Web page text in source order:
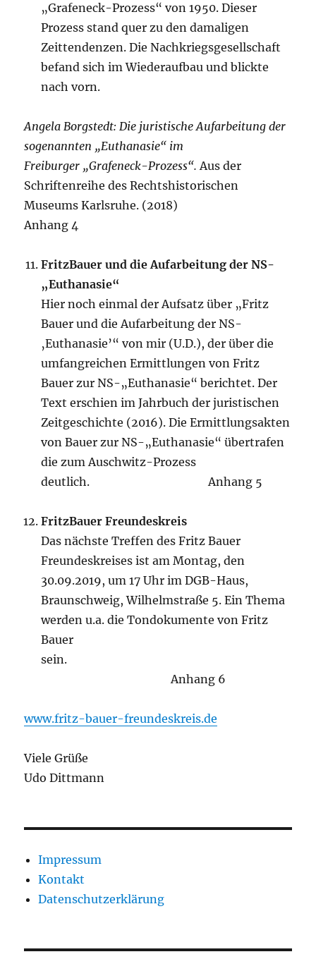
„Grafeneck-Prozess“ von 1950. Dieser
Prozess stand quer zu den damaligen
Zeittendenzen. Die Nachkriegsgesellschaft
befand sich im Wiederaufbau und blickte
nach vorn.
Angela Borgstedt: Die juristische Aufarbeitung der
sogenannten „Euthanasie“ im
Freiburger „Grafeneck-Prozess“. Aus der
Schriftenreihe des Rechtshistorischen
Museums Karlsruhe. (2018)
Anhang 4
FritzBauer und die Aufarbeitung der NS-
„Euthanasie“
Hier noch einmal der Aufsatz über „Fritz
Bauer und die Aufarbeitung der NS-
‚Euthanasie’“ von mir (U.D.), der über die
umfangreichen Ermittlungen von Fritz
Bauer zur NS-„Euthanasie“ berichtet. Der
Text erschien im Jahrbuch der juristischen
Zeitgeschichte (2016). Die Ermittlungsakten
von Bauer zur NS-„Euthanasie“ übertrafen
die zum Auschwitz-Prozess
deutlich. Anhang 5
FritzBauer Freundeskreis
Das nächste Treffen des Fritz Bauer
Freundeskreises ist am Montag, den
30.09.2019, um 17 Uhr im DGB-Haus,
Braunschweig, Wilhelmstraße 5. Ein Thema
werden u.a. die Tondokumente von Fritz
Bauer
sein.
Anhang 6
www.fritz-bauer-freundeskreis.de
Viele Grüße
Udo Dittmann
Impressum
Kontakt
Datenschutzerklärung